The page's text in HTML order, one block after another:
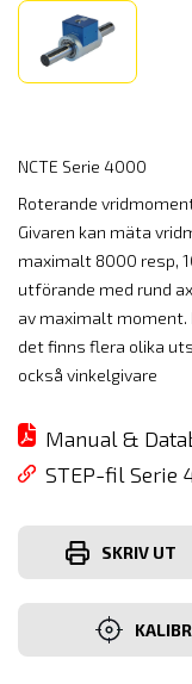
NCTE Serie 4000
Roterande
Givaren kan mäta
maximalt 8000 resp,
utförande med rund
av maximalt moment.
det finns flera olika
också vinkelgivare
Manual &
STEP-fil Serie
SKRIV UT